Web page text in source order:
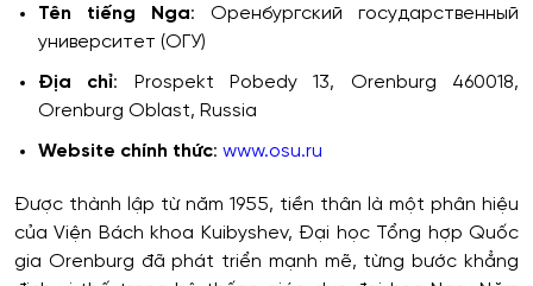
Tên tiếng Nga: Оренбургский государственный
университет (ОГУ)
Địa chỉ: Prospekt Pobedy 13, Orenburg 460018,
Orenburg Oblast, Russia
Website chính thức: www.osu.ru
Được thành lập từ năm 1955, tiền thân là một phân hiệu
của Viện Bách khoa Kuibyshev, Đại học Tổng hợp Quốc
gia Orenburg đã phát triển mạnh mẽ, từng bước khẳng